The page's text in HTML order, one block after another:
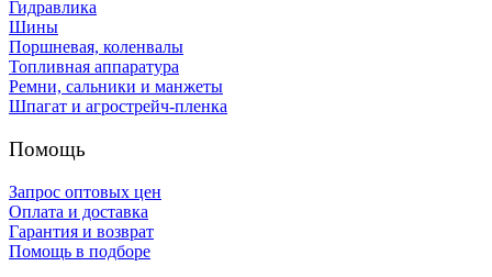
Гидравлика
Шины
Поршневая, коленвалы
Топливная аппаратура
Ремни, сальники и манжеты
Шпагат и агрострейч-пленка
Помощь
Запрос оптовых цен
Оплата и доставка
Гарантия и возврат
Помощь в подборе